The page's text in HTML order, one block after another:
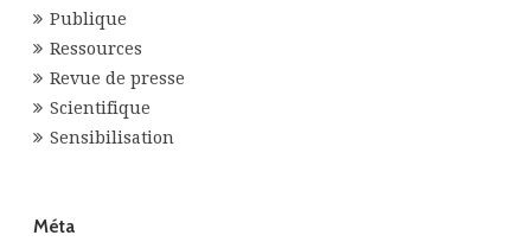
Publique
Ressources
Revue de presse
Scientifique
Sensibilisation
Méta